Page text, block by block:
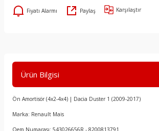
Fiyatı Alarmı Paylaş Karşılaştır
Ürün Bilgisi
Ön Amortisör (4x2-4x4) | Dacia Duster 1 (2009-2017)
Marka: Renault Mais
Oem Numarası: 543026656R - 8200813791